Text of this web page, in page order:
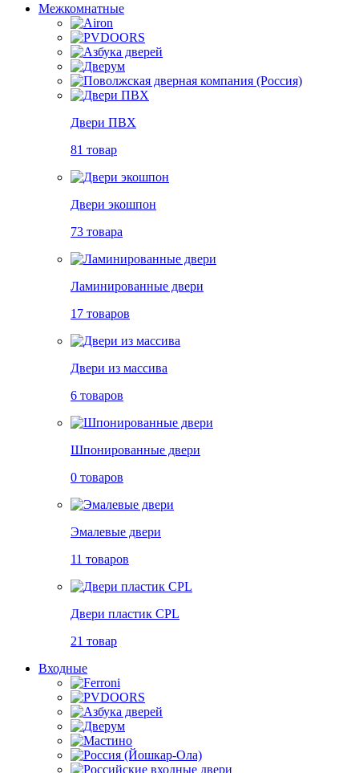
Межкомнатные
Двери ПВХ
81 товар
Двери экошпон
73 товара
Ламинированные двери
17 товаров
Двери из массива
6 товаров
Шпонированные двери
0 товаров
Эмалевые двери
11 товаров
Двери пластик CPL
21 товар
Входные